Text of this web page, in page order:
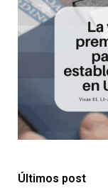
Últimos post